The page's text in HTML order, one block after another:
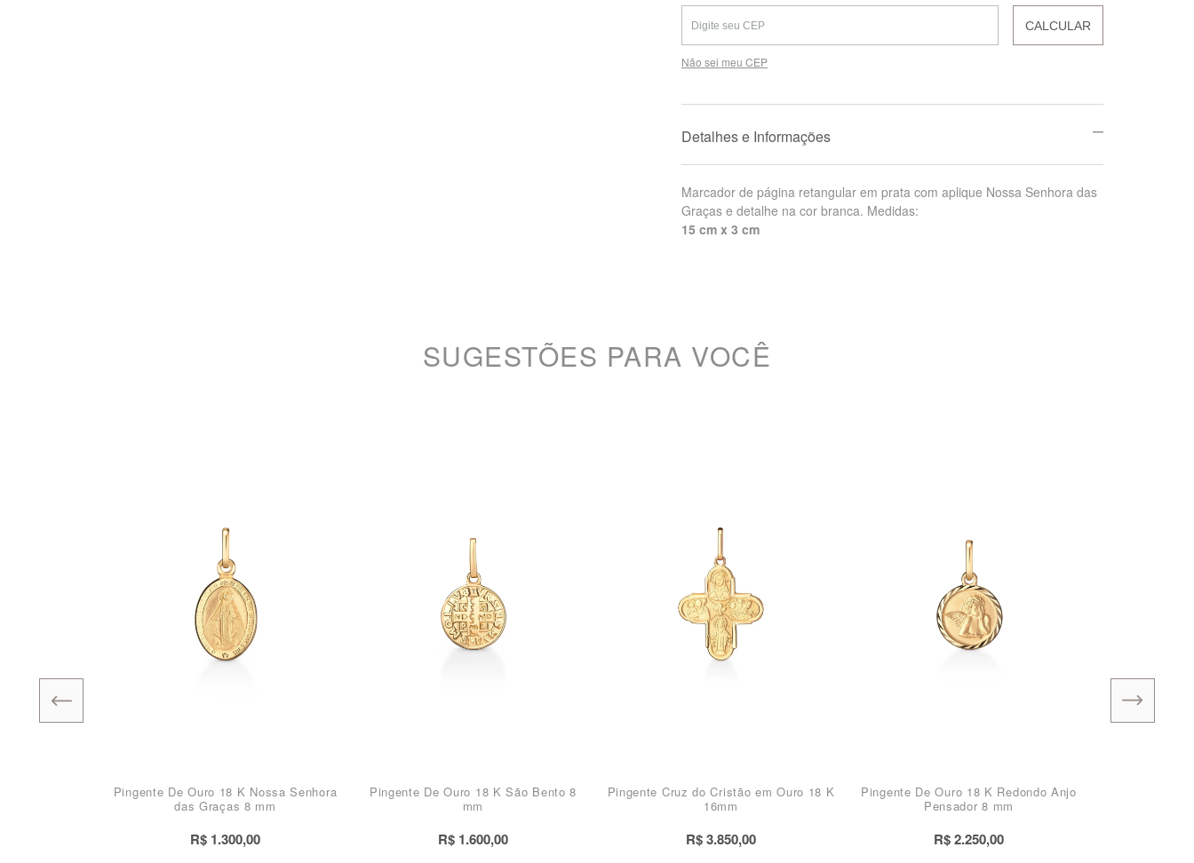
CALCULAR
Não sei meu CEP
Detalhes e Informações
Marcador de página retangular em prata com aplique Nossa Senhora das
Graças e detalhe na cor branca. Medidas:
15 cm x 3 cm
SUGESTÕES PARA VOCÊ
Pingente De Ouro 18 K Nossa Senhora
das Graças 8 mm
R$ 1.300,00
Pingente De Ouro 18 K São Bento 8
mm
R$ 1.600,00
Pingente Cruz do Cristão em Ouro 18 K
16mm
R$ 3.850,00
Pingente De Ouro 18 K Redondo Anjo
Pensador 8 mm
R$ 2.250,00